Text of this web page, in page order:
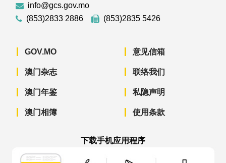
info@gcs.gov.mo
(853)2833 2886
(853)2835 5426
GOV.MO
澳门杂志
澳门年鉴
澳门相簿
意见信箱
联络我们
私隐声明
使用条款
下载手机应用程序